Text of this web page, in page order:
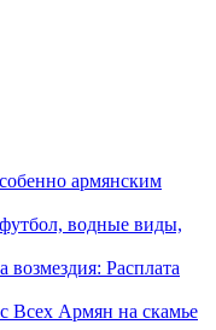
армянским
водные виды,
Расплата
Всех Армян на скамье